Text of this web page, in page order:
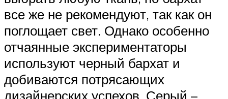
все же не рекомендуют, так как он
поглощает свет. Однако особенно
отчаянные экспериментаторы
используют черный бархат и
добиваются потрясающих
дизайнерских успехов. Серый –